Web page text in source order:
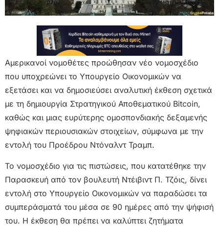
Αμερικανοί νομοθέτες προώθησαν νέο νομοσχέδιο
που υποχρεώνει το Υπουργείο Οικονομικών να
εξετάσει και να δημοσιεύσει αναλυτική έκθεση σχετικά
με τη δημιουργία Στρατηγικού Αποθεματικού Bitcoin,
καθώς και μιας ευρύτερης ομοσπονδιακής δεξαμενής
ψηφιακών περιουσιακών στοιχείων, σύμφωνα με την
εντολή του Προέδρου Ντόναλντ Τραμπ.
Το νομοσχέδιο για τις πιστώσεις, που κατατέθηκε την
Παρασκευή από τον βουλευτή Ντέιβιντ Π. Τζόις, δίνει
εντολή στο Υπουργείο Οικονομικών να παραδώσει τα
συμπεράσματά του μέσα σε 90 ημέρες από την ψήφισή
του. Η έκθεση θα πρέπει να καλύπτει ζητήματα